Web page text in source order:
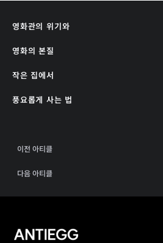
영화관의 위기와
영화의 본질
작은 집에서
풍요롭게 사는 법
이전 아티클
다음 아티클